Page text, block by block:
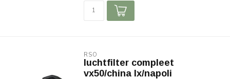
RSO
luchtfilter compleet
vx50/china lx/napoli